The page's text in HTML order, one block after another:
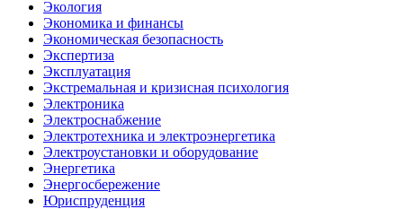
Экология
Экономика и финансы
Экономическая безопасность
Экспертиза
Эксплуатация
Экстремальная и кризисная психология
Электроника
Электроснабжение
Электротехника и электроэнергетика
Электроустановки и оборудование
Энергетика
Энергосбережение
Юриспруденция